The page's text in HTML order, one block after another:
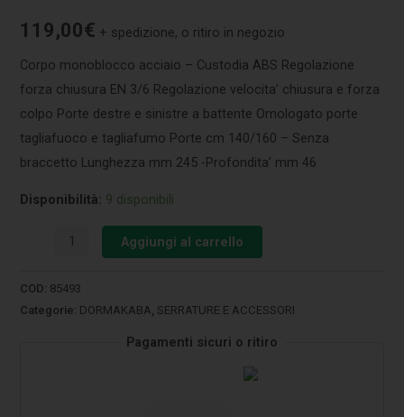
119,00€ + spedizione, o ritiro in negozio
Corpo monoblocco acciaio – Custodia ABS Regolazione
forza chiusura EN 3/6 Regolazione velocita’ chiusura e forza
colpo Porte destre e sinistre a battente Omologato porte
tagliafuoco e tagliafumo Porte cm 140/160 – Senza
braccetto Lunghezza mm 245 -Profondita’ mm 46
Disponibilità: 9 disponibili
Aggiungi al carrello
COD: 85493
Categorie: DORMAKABA SERRATURE E ACCESSORI
Pagamenti sicuri o ritiro